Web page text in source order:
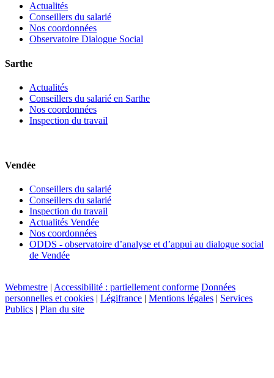
Actualités
Conseillers du salarié
Nos coordonnées
Observatoire Dialogue Social
Sarthe
Actualités
Conseillers du salarié en Sarthe
Nos coordonnées
Inspection du travail
Vendée
Conseillers du salarié
Conseillers du salarié
Inspection du travail
Actualités Vendée
Nos coordonnées
ODDS - observatoire d’analyse et d’appui au dialogue social
de Vendée
Webmestre Accessibilité : partiellement conforme Données
personnelles et cookies
Légifrance Mentions légales
Services
Publics
Plan du site